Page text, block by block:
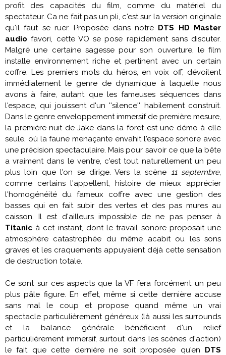
profit des capacités du film, comme du matériel du
spectateur. Ca ne fait pas un pli, c'est sur la version originale
qu'il faut se ruer. Proposée dans notre DTS HD Master
audio favori, cette VO se pose rapidement sans discuter.
Malgré une certaine sagesse pour son ouverture, le film
installe environnement riche et pertinent avec un certain
coffre. Les premiers mots du héros, en voix off, dévoilent
immédiatement le genre de dynamique à laquelle nous
avons à faire, autant que les fameuses séquences dans
l'espace, qui jouissent d'un ''silence'' habilement construit.
Dans le genre enveloppement immersif de première mesure,
la première nuit de Jake dans la foret est une démo à elle
seule, où la faune menaçante envahit l'espace sonore avec
une précision spectaculaire. Mais pour savoir ce que la bête
a vraiment dans le ventre, c'est tout naturellement un peu
plus loin que l'on se dirige. Vers la scène
11 septembre,
comme certains l'appellent, histoire de mieux apprécier
l'homogénéité du fameux coffre avec une gestion des
basses qui en fait subir des vertes et des pas mures au
caisson. Il est d'ailleurs impossible de ne pas penser à
Titanic à cet instant, dont le travail sonore proposait une
atmosphère catastrophée du même acabit ou les sons
graves et les craquements appuyaient déjà cette sensation
de destruction totale.
Ce sont sur ces aspects que la VF fera forcément un peu
plus pâle figure. En effet, même si cette dernière accuse
sans mal le coup et propose quand même un vrai
spectacle particulièrement généreux (là aussi les surrounds
et la balance générale bénéficient d'un relief
particulièrement immersif, surtout dans les scènes d'action)
le fait que cette dernière ne soit proposée qu'en DTS